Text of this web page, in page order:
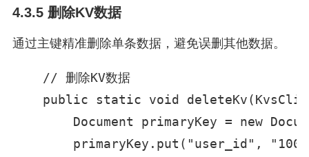
4.3.5 删除KV数据
通过主键精准删除单条数据，避免误删其他数据。
    // 删除KV数据
public static void
Document primaryKey = new
primaryKey.put("user_id",